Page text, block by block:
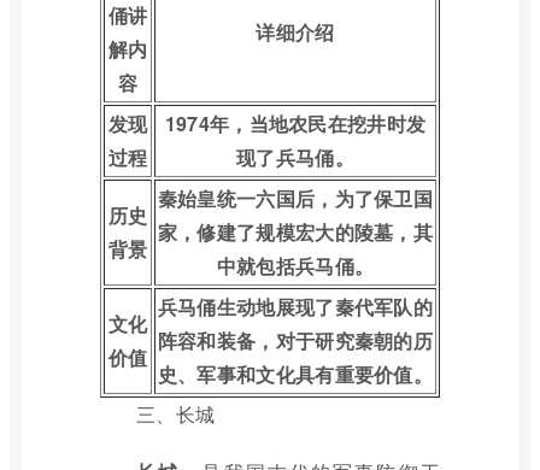
俑讲
解内
容
详细介绍
发现
过程
1974年，当地农民在挖井时发
现了兵马俑。
历史
背景
秦始皇统一六国后，为了保卫国
家，修建了规模宏大的陵墓，其
中就包括兵马俑。
文化
价值
兵马俑生动地展现了秦代军队的
阵容和装备，对于研究秦朝的历
史、军事和文化具有重要价值。
三、长城